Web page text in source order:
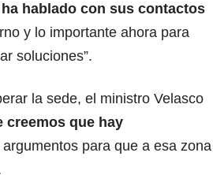
hablado con sus contactos
y lo importante ahora para
soluciones”.
la sede, el ministro Velasco
creemos que hay
para que a esa zona